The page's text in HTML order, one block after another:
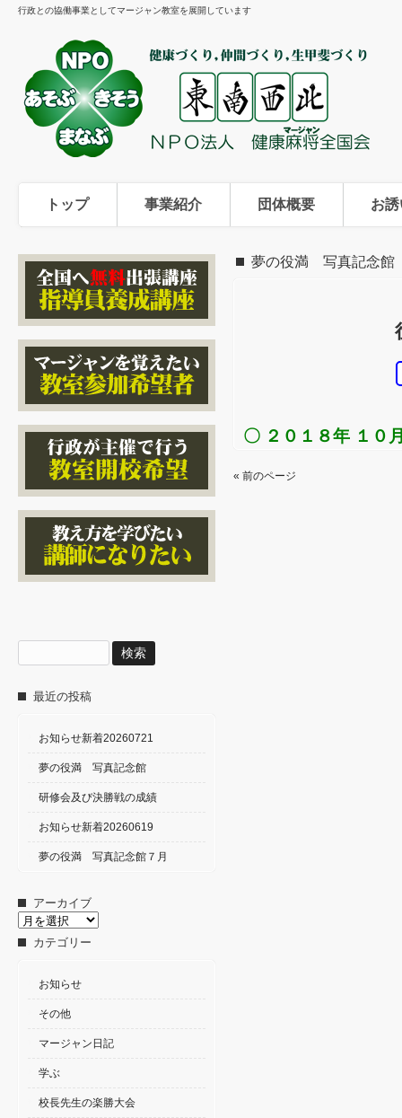
行政との協働事業としてマージャン教室を展開しています
トップ 事業紹介 団体概要 お
夢の役満 写真記念館
〇 ２０１８年 １０
« 前のページ
索:
最近の投稿
お知らせ新着20260721
夢の役満 写真記念館
研修会及び決勝戦の成績
お知らせ新着20260619
夢の役満 写真記念館７月
アーカイブ
ア
カテゴリー
お知らせ
その他
マージャン日記
学ぶ
校長先生の楽勝大会